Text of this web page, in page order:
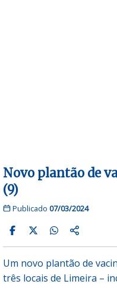
Novo plantão de
(9)
Publicado 07/03/2024
Um novo plantão de
três locais de Limeira –